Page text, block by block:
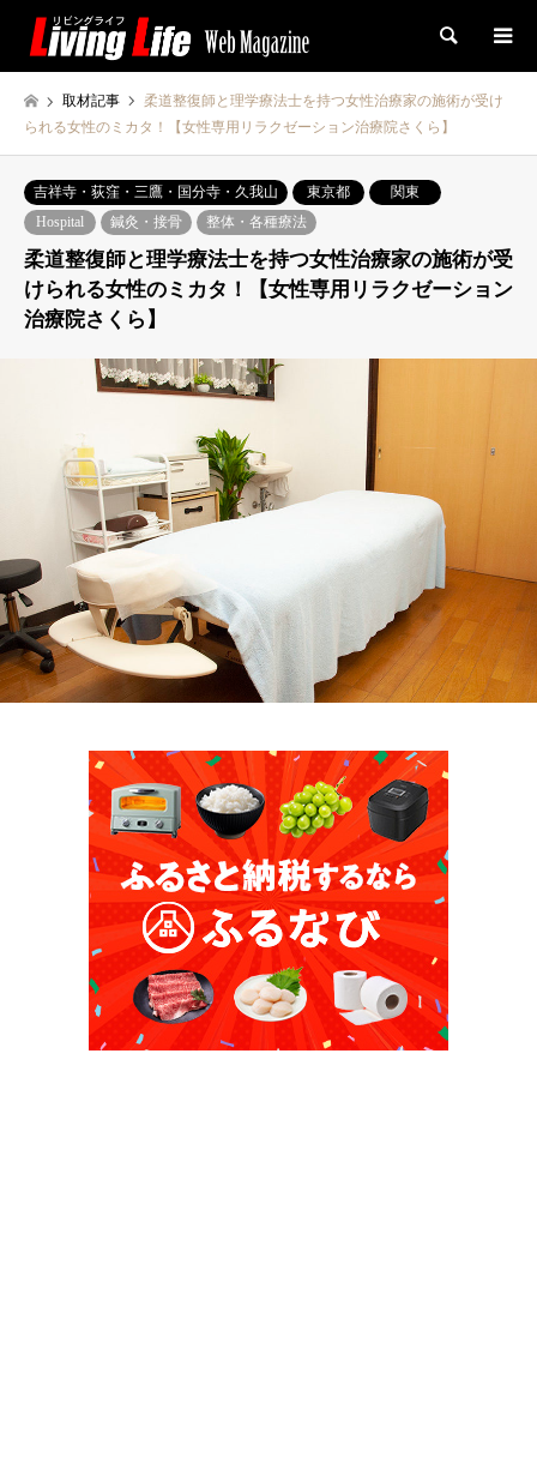
検索
取材記事
柔道整復師と理学療法士を持つ女性治療家の施術が受け
られる女性のミカタ！【女性専用リラクゼーション治療院さくら】
吉祥寺・荻窪・三鷹・国分寺・久我山 東京都
関東
Hospital
鍼灸・接骨 整体・各種療法
柔道整復師と理学療法士を持つ女性治療家の施術が受
けられる女性のミカタ！【女性専用リラクゼーション
治療院さくら】